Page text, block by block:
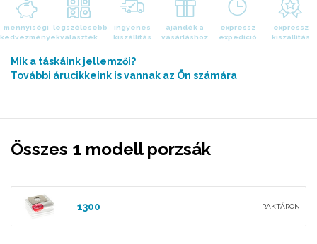
mennyiségi
kedvezmények
legszélesebb
választék
ingyenes
kiszállítás
ajándék a
vásárláshoz
expressz
expedíció
expressz
kiszállítás
Mik a táskáink jellemzői?
További árucikkeink is vannak az Ön számára
Összes 1 modell porzsák
1300 RAKTÁRON